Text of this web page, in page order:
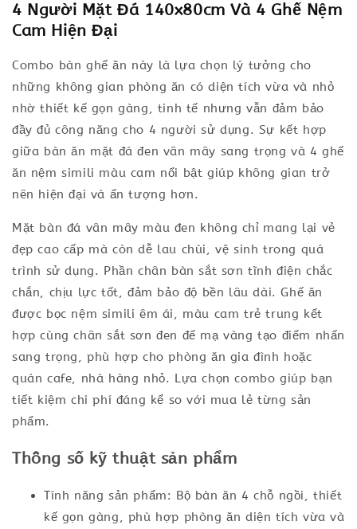
4 Người Mặt Đá 140x80cm Và 4 Ghế Nệm
Cam Hiện Đại
Combo bàn ghế ăn này là lựa chọn lý tưởng cho
những không gian phòng ăn có diện tích vừa và nhỏ
nhờ thiết kế gọn gàng, tinh tế nhưng vẫn đảm bảo
đầy đủ công năng cho 4 người sử dụng. Sự kết hợp
giữa bàn ăn mặt đá đen vân mây sang trọng và 4 ghế
ăn nệm simili màu cam nổi bật giúp không gian trở
nên hiện đại và ấn tượng hơn.
Mặt bàn đá vân mây màu đen không chỉ mang lại vẻ
đẹp cao cấp mà còn dễ lau chùi, vệ sinh trong quá
trình sử dụng. Phần chân bàn sắt sơn tĩnh điện chắc
chắn, chịu lực tốt, đảm bảo độ bền lâu dài. Ghế ăn
được bọc nệm simili êm ái, màu cam trẻ trung kết
hợp cùng chân sắt sơn đen đế mạ vàng tạo điểm nhấn
sang trọng, phù hợp cho phòng ăn gia đình hoặc
quán cafe, nhà hàng nhỏ. Lựa chọn combo giúp bạn
tiết kiệm chi phí đáng kể so với mua lẻ từng sản
phẩm.
Thông số kỹ thuật sản phẩm
Tính năng sản phẩm: Bộ bàn ăn 4 chỗ ngồi, thiết
kế gọn gàng, phù hợp phòng ăn diện tích vừa và